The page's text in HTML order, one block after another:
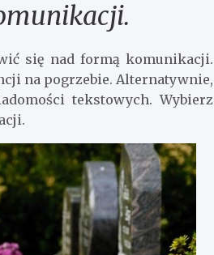
się nad formą komunikacji.
na pogrzebie. Alternatywnie,
tekstowych. Wybierz